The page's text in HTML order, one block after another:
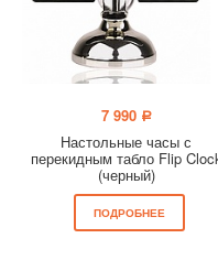
7 990 a
Настольные часы с
перекидным табло Flip
(черный)
ПОДРОБНЕЕ